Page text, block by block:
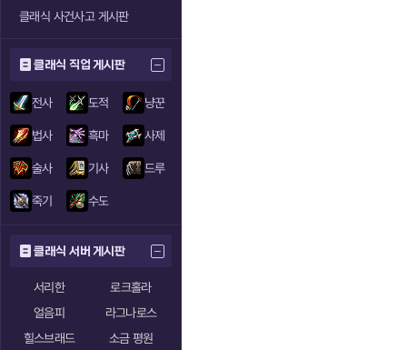
클래식 사건사고 게시판
클래식 직업 게시판
전사 도적 냥꾼
법사 흑마 사제
술사 기사 드루
죽기 수도
클래식 서버 게시판
서리한
로크홀라
얼음피
라그나로스
힐스브래드
소금 평원